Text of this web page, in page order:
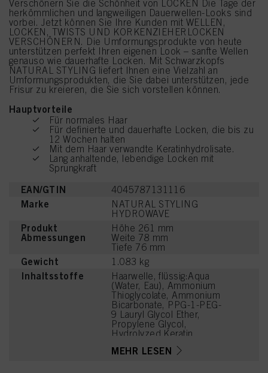
Verschönern Sie die Schönheit von LOCKEN Die Tage der
herkömmlichen und langweiligen Dauerwellen-Looks sind
vorbei. Jetzt können Sie Ihre Kunden mit WELLEN,
LOCKEN, TWISTS UND KORKENZIEHERLOCKEN
VERSCHÖNERN. Die Umformungsprodukte von heute
unterstützen perfekt Ihren eigenen Look – sanfte Wellen
genauso wie dauerhafte Locken. Mit Schwarzkopfs
NATURAL STYLING liefert Ihnen eine Vielzahl an
Umformungsprodukten, die Sie dabei unterstützen, jede
Frisur zu kreieren, die Sie sich vorstellen können.
Hauptvorteile
Für normales Haar
Für definierte und dauerhafte Locken, die bis zu
12 Wochen halten
Mit dem Haar verwandte Keratinhydrolisate.
Lang anhaltende, lebendige Locken mit
Sprungkraft
EAN/GTIN 4045787131116
Marke
NATURAL STYLING
HYDROWAVE
Produkt
Abmessungen
Höhe 261 mm
Weite 78 mm
Tiefe 76 mm
Gewicht 1.083 kg
Inhaltsstoffe
Haarwelle, flüssig:Aqua
(Water, Eau), Ammonium
Thioglycolate, Ammonium
Bicarbonate, PPG-1-PEG-
9 Lauryl Glycol Ether,
Propylene Glycol,
Hydrolyzed Keratin,
Ammonium Hydroxide,
MEHR LESEN